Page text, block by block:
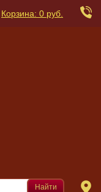
Корзина: 0 руб.
Найти